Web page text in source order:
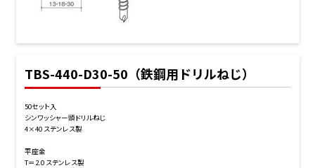
TBS-440-D30-50（鉄鋼用ドリルねじ）
50セット入
シンワッシャー頭ドリルねじ
4×40 ステンレス製
平座金
T＝2.0 ステンレス製